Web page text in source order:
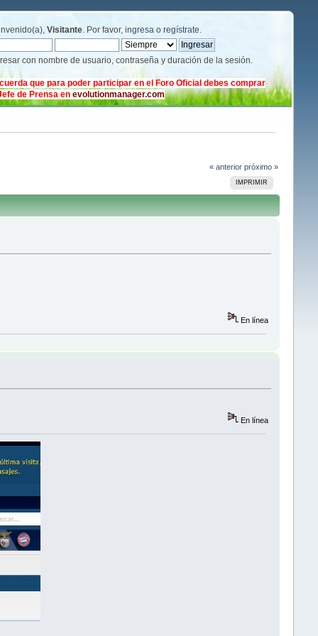
Visitante. Por favor,ingresa oregístrate.
con nombre de usuario, contraseña y duración de la sesión.
que para poder participar en el Foro Oficial debes comprar
de Prensa enevolutionmanager.com
« anterior próximo »
IMPRIMIR
En línea
En línea